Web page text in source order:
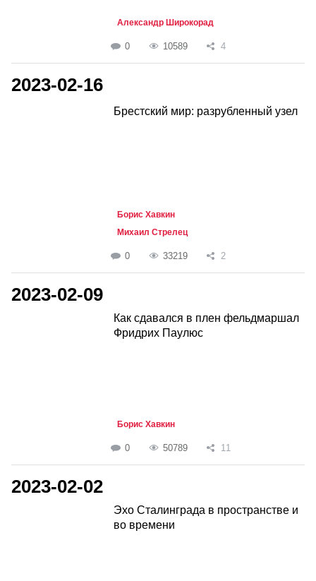
Александр Широкорад
0 10589 4
2023-02-16
Брестский мир: разрубленный узел
Борис Хавкин
Михаил Стрелец
0 33219 2
2023-02-09
Как сдавался в плен фельдмаршал
Фридрих Паулюс
Борис Хавкин
0 50789 11
2023-02-02
Эхо Сталинграда в пространстве и
во времени